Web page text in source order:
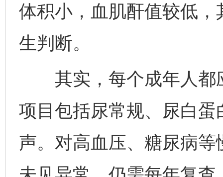
体积小，血肌酐值较低
生判断。
其实，每个成年人都
项目包括尿常规、尿白
声。对高血压、糖尿病